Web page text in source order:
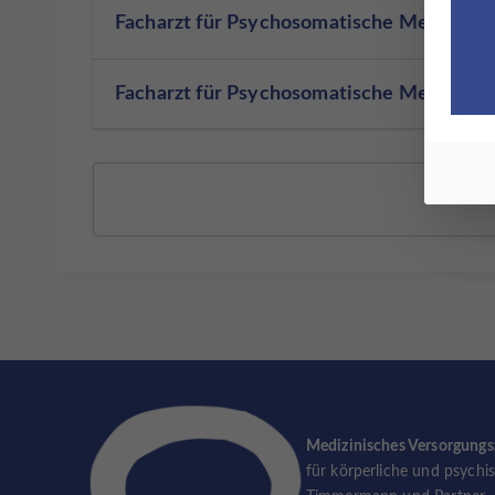
Facharzt für Psychosomatische Medizin
Facharzt für Psychosomatische Medizin
Medizinisches
für körperliche und